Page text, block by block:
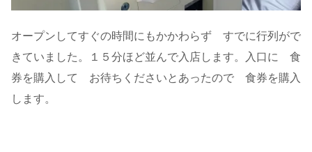
オープンしてすぐの時間にもかかわらず すでに行列がで
きていました。１５分ほど並んで入店します。入口に 食
券を購入して お待ちくださいとあったので 食券を購入
します。